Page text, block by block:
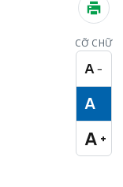
CỠ CHỮ
A −
Cỡ
A
Cỡ
A +
Cỡ